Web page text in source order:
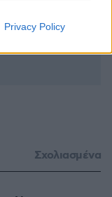
Privacy Policy
Σχολιασμένα